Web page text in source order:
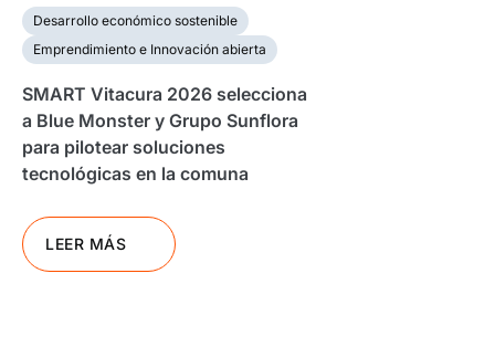
Desarrollo económico sostenible
Emprendimiento e Innovación abierta
SMART Vitacura 2026 selecciona
a Blue Monster y Grupo Sunflora
para pilotear soluciones
tecnológicas en la comuna
LEER MÁS